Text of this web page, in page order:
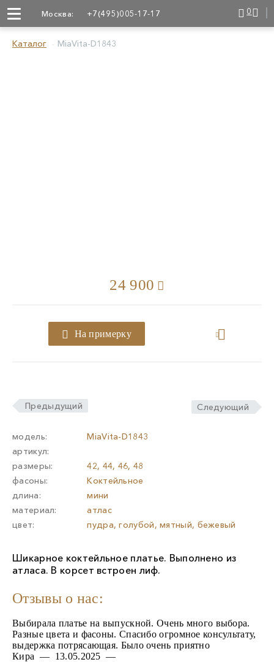
Москва: +7(495)005-17-17 0
Каталог MiaVita-D1843
24 900
На примерку
Предыдущий Следующий
модель:
MiaVita-D1843
артикул:
размеры:
42, 44, 46, 48
фасоны:
Коктейльное
длина:
мини
материал:
атлас
цвет:
пудра, голубой, мятный, бежевый
Шикарное коктейльное платье. Выполнено из
атласа. В корсет встроен лиф.
Отзывы о нас:
Выбирала платье на выпускной. Очень много выбора.
Разные цвета и фасоны. Спасибо огромное консультату,
выдержка потрясающая. Было очень приятно
Кира — 13.05.2025 —